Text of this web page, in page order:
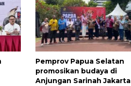
Pemprov Papua Selatan
promosikan budaya di
Anjungan Sarinah Jakarta